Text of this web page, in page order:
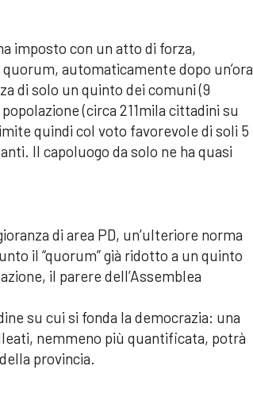
imposto con un atto di forza,
automaticamente dopo un’ora
di solo un quinto dei comuni (9
(circa 211mila cittadini su
quindi col voto favorevole di soli 5
Il capoluogo da solo ne ha quasi
di area PD, un’ulteriore norma
il “quorum” già ridotto a un quinto
il parere dell’Assemblea
su cui si fonda la democrazia: una
nemmeno più quantificata, potrà
provincia.